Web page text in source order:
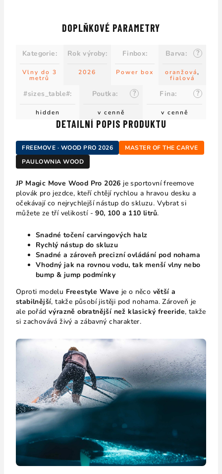
DETAILNÍ POPIS PRODUKTU
FREEMOVE · WOOD PRO 2026
MASTER OF THE CARVE
PAULOWNIA WOOD
JP Magic Move Wood Pro 2026 je sportovní freemove
plovák pro jezdce, kteří chtějí rychlou a hravou desku a
očekávají co nejrychlejší nástup do skluzu. Vybrat si
můžete ze tří velikostí -90, 100 a 110 litrů.
Snadné točení carvingových halz
Rychlý nástup do skluzu
Snadné a zároveň precizní ovládání pod nohama
Vhodný jak na rovnou vodu, tak menší vlny nebo
bump & jump podmínky
Oproti modelu Freestyle Wave je o něco větší a
stabilnější, takže působí jistěji pod nohama. Zároveň je
ale pořádvýrazně obratnější než klasický freeride, takže
si zachovává živý a zábavný charakter.
DOPLŇKOVÉ PARAMETRY
Kategorie:
Vlny do 3
metrů
Rok výroby:
2026
Finbox:
Power box
?
Barva:
oranžová,
fialová
#sizes_table#:
hidden
?
Poutka:
v cenně
?
Fina:
v cenně